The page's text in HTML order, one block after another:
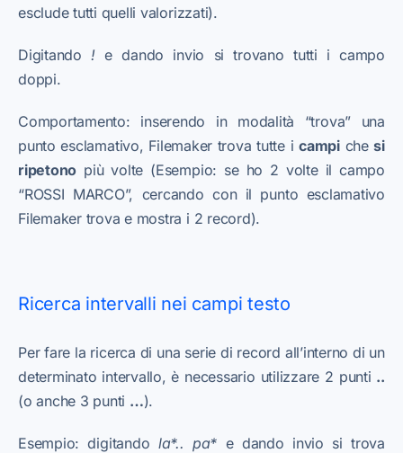
esclude tutti quelli valorizzati).
Digitando!e dando invio si trovano tutti i campo
doppi.
Comportamento: inserendo in modalità “trova” una
punto esclamativo, Filemaker trova tutte icampichesi
ripetono più volte (Esempio: se ho 2 volte il campo
“ROSSI MARCO”, cercando con il punto esclamativo
Filemaker trova e mostra i 2 record).
Ricerca intervalli nei campi testo
Per fare la ricerca di una serie di record all’interno di un
determinato intervallo, è necessario utilizzare 2 punti ..
(o anche 3 punti …).
Esempio: digitando la*.. pa* e dando invio si trova